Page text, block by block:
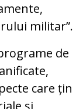
militar”.
de
care țin